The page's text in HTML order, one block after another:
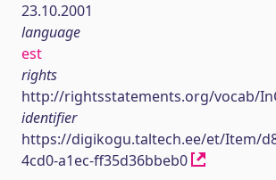
23.10.2001
language
est
rights
http://rightsstatements.org/vocab/
identifier
https://digikogu.taltech.ee/et/Item/
4cd0-a1ec-ff35d36bbeb0